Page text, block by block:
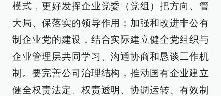
模式，更好发挥企业党委（党组）把方向、管
大局、保落实的领导作用；加强和改进非公有
制企业党的建设，结合实际建立健全党组织与
企业管理层共同学习、沟通协商和恳谈工作机
制。要完善公司治理结构，推动国有企业建立
健全权责法定、权责透明、协调运转、有效制